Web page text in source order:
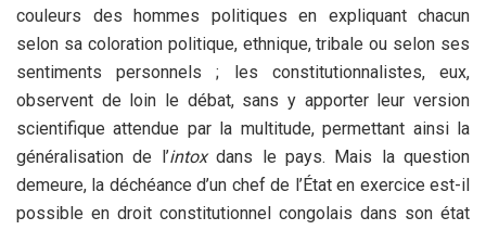
couleurs des hommes politiques en expliquant chacun
selon sa coloration politique, ethnique, tribale ou selon ses
sentiments personnels ; les constitutionnalistes, eux,
observent de loin le débat, sans y apporter leur version
scientifique attendue par la multitude, permettant ainsi la
généralisation de l’intoxdans le pays. Mais la question
demeure, la déchéance d’un chef de l’État en exercice est-il
possible en droit constitutionnel congolais dans son état